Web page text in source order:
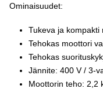
Ominaisuudet:
Tukeva ja kompakti
Tehokas moottori
Tehokas
Jännite: 400 V / 3-
Moottorin teho: 2,2